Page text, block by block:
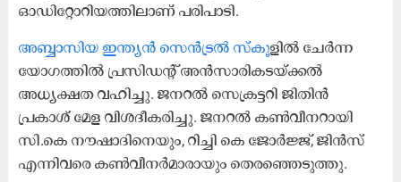
ഓഡിറ്റോറിയത്തിലാണ് പരിപാടി.
അബ്ബാസിയ ഇന്ത്യൻ സെൻട്രൽ സ്കൂളിൽ ചേർന്ന
യോഗത്തിൽ പ്രസിഡന്റ്‌ അൻസാരികടയ്ക്കൽ
അധ്യക്ഷത വഹിച്ചു. ജനറൽ സെക്രട്ടറി ജിതിൻ
പ്രകാശ് മേള വിശദീകരിച്ചു. ജനറൽ കൺവീനറായി
സി.കെ നൗഷാദിനെയും, റിച്ചി കെ ജോർജ്ജ്, ജിൻസ്
എന്നിവരെ കൺവീനർമാരായും തെരഞ്ഞെടുത്തു.